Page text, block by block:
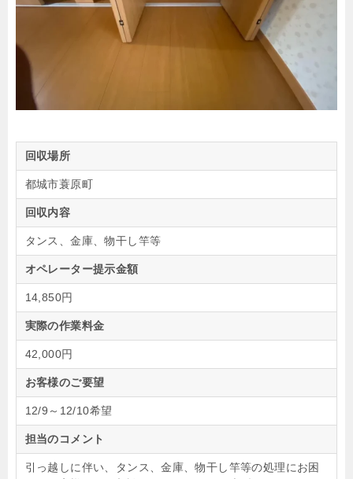
回収場所
都城市蓑原町
回収内容
タンス、金庫、物干し竿等
オペレーター提示金額
14,850円
実際の作業料金
42,000円
お客様のご要望
12/9～12/10希望
担当のコメント
引っ越しに伴い、タンス、金庫、物干し竿等の処理にお困